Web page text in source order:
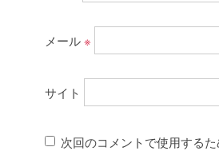
メール※
サイト
次回のコメントで使用する